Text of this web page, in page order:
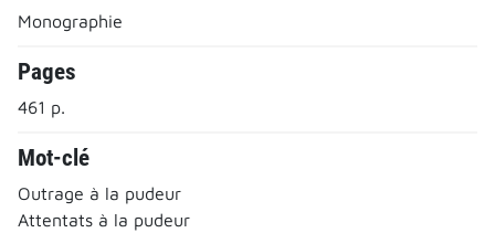
Monographie
Pages
461 p.
Mot-clé
Outrage à la pudeur
Attentats à la pudeur